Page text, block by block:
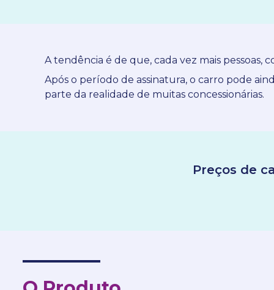
A tendência é de que, cada vez mais
Após o período de assinatura, o carro pode
parte da realidade de muitas concessionárias.
Preços de